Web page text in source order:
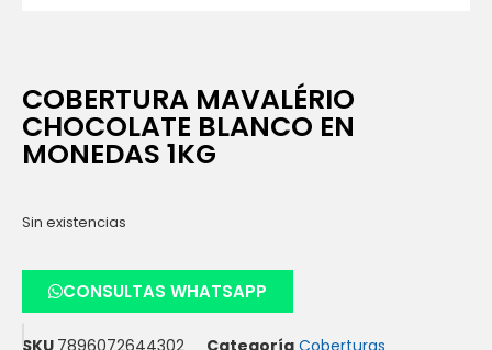
COBERTURA MAVALÉRIO
CHOCOLATE BLANCO EN
MONEDAS 1KG
Sin existencias
CONSULTAS WHATSAPP